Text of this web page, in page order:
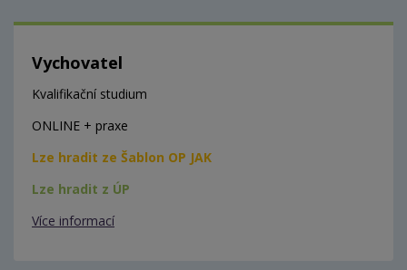
Vychovatel
Kvalifikační studium
ONLINE + praxe
Lze hradit ze Šablon OP JAK
Lze hradit z ÚP
Více informací